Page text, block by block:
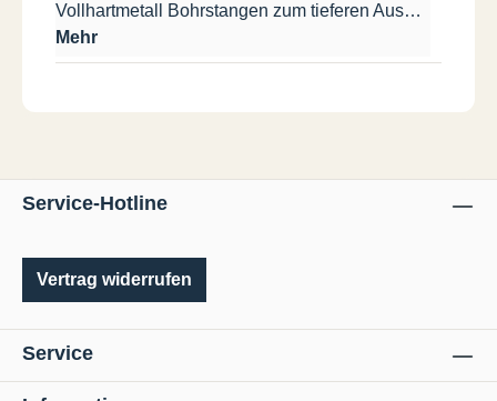
Vollhartmetall Bohrstangen zum tieferen Aus…
Mehr
Service-Hotline
Vertrag widerrufen
Service